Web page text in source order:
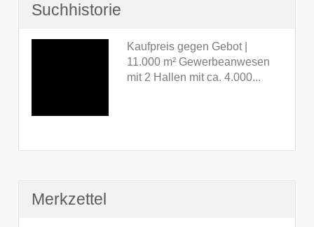
Suchhistorie
Kaufpreis gegen Gebot |
11.000 m² Gewerbeanwesen
mit 2 Hallen mit ca. 4.000...
Merkzettel